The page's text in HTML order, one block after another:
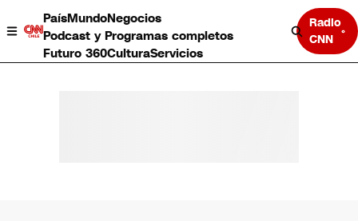
PaísMundoNegocios
Podcast y Programas completos
Futuro 360CulturaServicios
Radio
CNN